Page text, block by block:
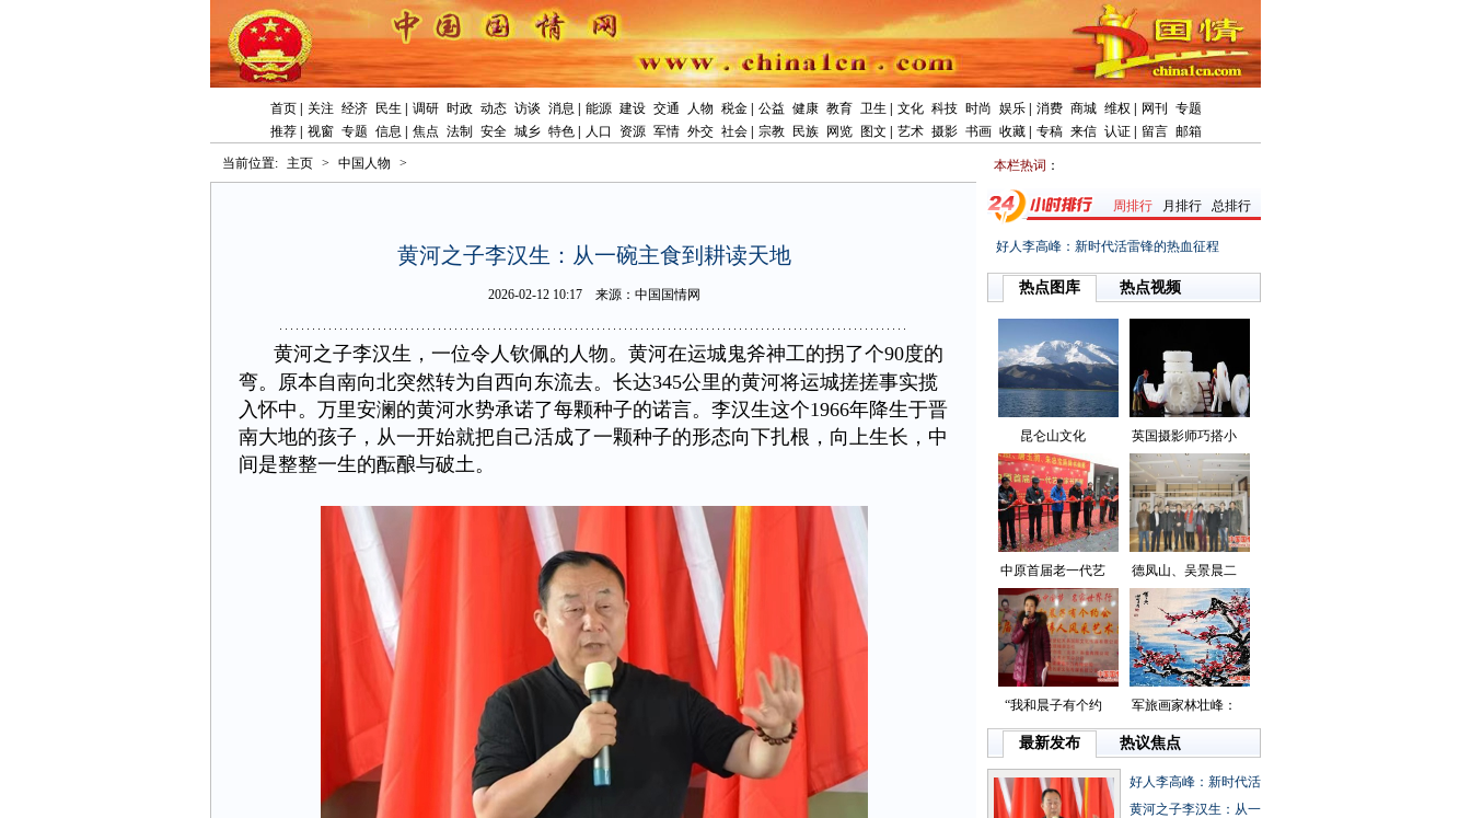
首页 关注 经济 民生 调研 时政 动态 访谈 消息 能源 建设 交通 人物 税金 公益 健康 教育 卫生 文化 科技 时尚 娱乐 消费 商城 维权 网刊
专题
推荐
视窗 专题 信息 焦点 法制 安全 城乡 特色 人口 资源 军情 外交 社会 宗教 民族 网览 图文 艺术 摄影 书画 收藏 专稿 来信 认证 留言 邮箱
当前位置: 主页 > 中国人物 >
黄河之子李汉生：从一碗主食到耕读天地
2026-02-1210:17 来源：中国国情网
黄河之子李汉生，一位令人钦佩的人物。黄河在运城鬼斧神工的拐了个90度的
弯。原本自南向北突然转为自西向东流去。长达345公里的黄河将运城搓搓事实揽
入怀中。万里安澜的黄河水势承诺了每颗种子的诺言。李汉生这个1966年降生于晋
南大地的孩子，从一开始就把自己活成了一颗种子的形态向下扎根，向上生长，中
间是整整一生的酝酿与破土。
本栏热词 ：
总排行
月排行
周排行
好人李高峰：新时代活雷锋的热血征程
热点图库 热点视频
昆仑山文化 英国摄影师巧搭小
中原首届老一代艺 德凤山、吴景晨二
“我和晨子有个约 军旅画家林壮峰：
最新发布 热议焦点
好人李高峰：新时代活
黄河之子李汉生：从一